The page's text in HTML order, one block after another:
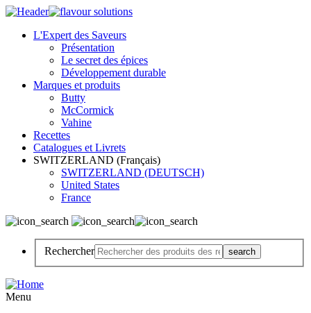
L'Expert des Saveurs
Présentation
Le secret des épices
Développement durable
Marques et produits
Butty
McCormick
Vahine
Recettes
Catalogues et Livrets
SWITZERLAND (Français)
SWITZERLAND (DEUTSCH)
United States
France
Rechercher
Menu